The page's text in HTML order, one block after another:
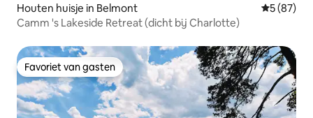
Houten huisje in Belmont
5 (87)
Camm 's Lakeside Retreat (dicht bij Charlotte)
Favoriet van gasten
Favoriet van gasten